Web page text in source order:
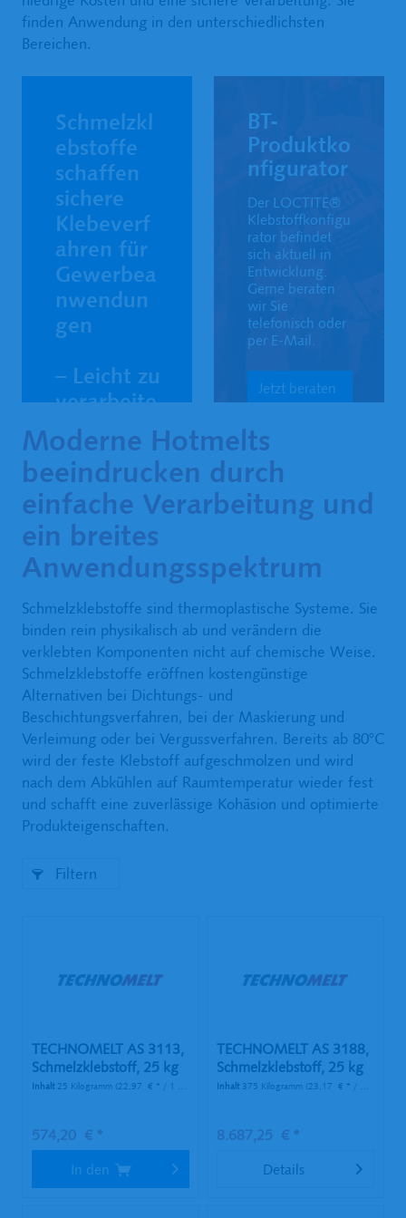
finden Anwendung in den unterschiedlichsten
Bereichen.
Schmelzkl
ebstoffe
schaffen
sichere
Klebeverf
ahren für
Gewerbea
nwendun
gen
– Leicht zu
verarbeite
zuverlässi
g,
effizient!
Klebstoffberat
Schmelzklebst
Adhesive
Technologies
Jetzt anrufen
+49 201
4868244
BT-
Produktko
nfigurator
Der LOCTITE®
Klebstoffkonfigu
rator befindet
sich aktuell in
Entwicklung.
Gerne beraten
wir Sie
telefonisch oder
per E-Mail.
Jetzt beraten
Moderne Hotmelts
beeindrucken durch
einfache Verarbeitung und
ein breites
Anwendungsspektrum
Schmelzklebstoffe sind thermoplastische Systeme. Sie
binden rein physikalisch ab und verändern die
verklebten Komponenten nicht auf chemische Weise.
Schmelzklebstoffe eröffnen kostengünstige
Alternativen bei Dichtungs- und
Beschichtungsverfahren, bei der Maskierung und
Verleimung oder bei Vergussverfahren. Bereits ab 80°C
wird der feste Klebstoff aufgeschmolzen und wird
nach dem Abkühlen auf Raumtemperatur wieder fest
und schafft eine zuverlässige Kohäsion und optimierte
Produkteigenschaften.
Filtern
TECHNOMELT AS 3113,
Schmelzklebstoff, 25 kg
Sack
Inhalt 25 Kilogramm (22,97 € * / 1 Kilogramm)
574,20 € *
In den
TECHNOMELT AS 3188,
Schmelzklebstoff, 25 kg
Sack
Inhalt 375 Kilogramm (23,17 € * / 1 Kilogramm)
8.687,25 € *
Details